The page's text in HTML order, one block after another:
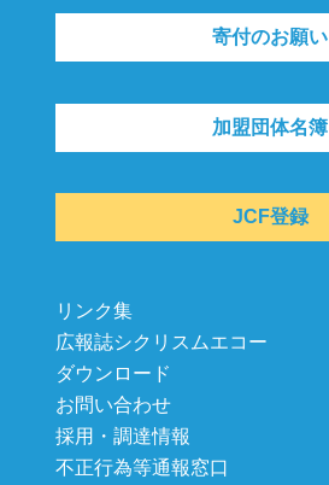
寄付のお願い
加盟団体名簿
JCF登録
リンク集
広報誌シクリスムエコー
ダウンロード
お問い合わせ
採用・調達情報
不正行為等通報窓口